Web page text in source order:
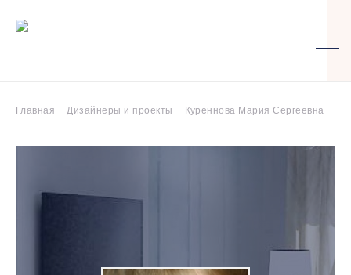
Главная Дизайнеры и проекты Куреннова Мария Сергеевна